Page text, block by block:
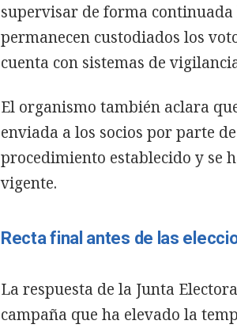
supervisar de forma
permanecen custodiados los
cuenta con sistemas de
El organismo también aclara
enviada a los socios por parte
procedimiento establecido y se
vigente.
Recta final antes de las
La respuesta de la Junta
campaña que ha elevado la